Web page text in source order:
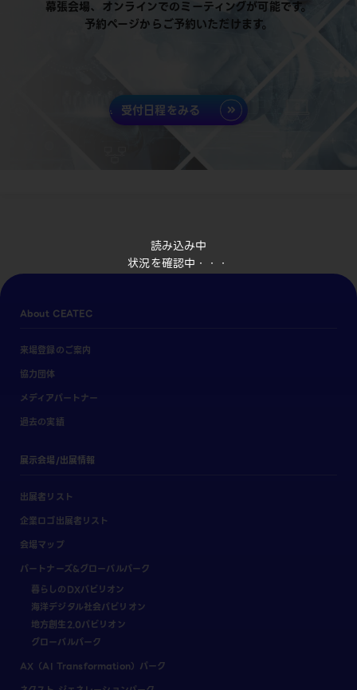
読み込み中
状況を確認中・・・
幕張会場、オンラインでのミーティングが可能です。
予約ページからご予約いただけます。
受付日程をみる
About CEATEC
来場登録のご案内
協力団体
メディアパートナー
過去の実績
展示会場/出展情報
出展者リスト
企業ロゴ出展者リスト
会場マップ
パートナーズ&グローバルパーク
暮らしのDXパビリオン
海洋デジタル社会パビリオン
地方創生2.0パビリオン
グローバルパーク
AX（AI Transformation）パーク